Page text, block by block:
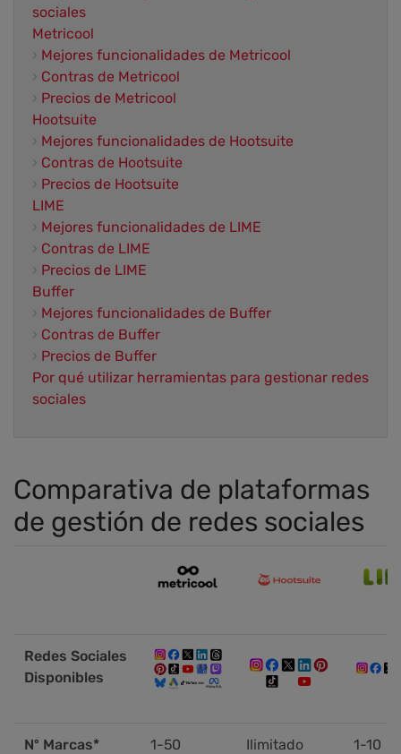
sociales
Metricool
› Mejores funcionalidades de Metricool
› Contras de Metricool
› Precios de Metricool
Hootsuite
› Mejores funcionalidades de Hootsuite
› Contras de Hootsuite
› Precios de Hootsuite
LIME
› Mejores funcionalidades de LIME
› Contras de LIME
› Precios de LIME
Buffer
› Mejores funcionalidades de Buffer
› Contras de Buffer
› Precios de Buffer
Por qué utilizar herramientas para gestionar redes
sociales
Comparativa de plataformas
de gestión de redes sociales
Redes Sociales
Disponibles
Nº Marcas*
1-50
Ilimitado 1-10